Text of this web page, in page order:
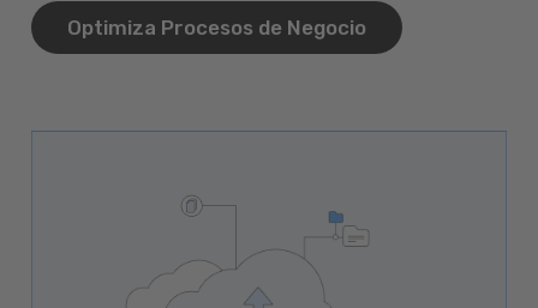
Optimiza Procesos de Negocio